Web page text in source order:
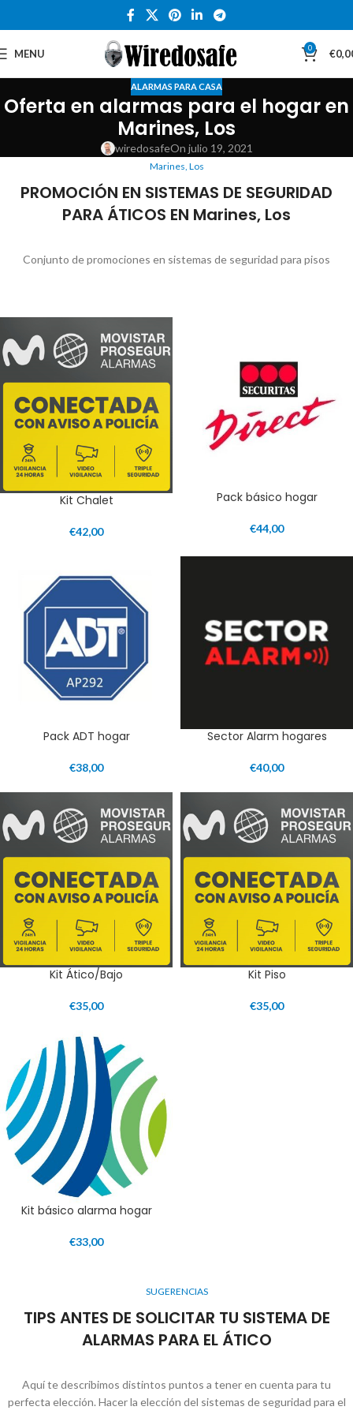
MENU 0 €
ALARMAS PARA CASA
Oferta en alarmas para el hogar en
Marines, Los
wiredosafeOn julio 19, 2021
Marines, Los
PROMOCIÓN EN SISTEMAS DE SEGURIDAD
PARA ÁTICOS EN Marines, Los
Conjunto de promociones en sistemas de seguridad para pisos
Kit Chalet
€42,00
Pack básico hogar
€44,00
Pack ADT hogar
€38,00
Sector Alarm hogares
€40,00
Kit Ático/Bajo
€35,00
Kit Piso
€35,00
Kit básico alarma hogar
€33,00
SUGERENCIAS
TIPS ANTES DE SOLICITAR TU SISTEMA DE
ALARMAS PARA EL ÁTICO
Aquí te describimos distintos puntos a tener en cuenta para tu
perfecta elección. Hacer la elección del sistemas de seguridad para el